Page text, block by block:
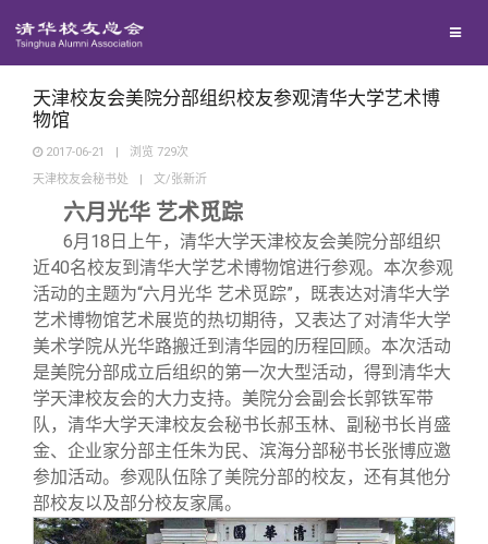
地区联络
年级联络
院系校友工作
专业委员会
兴趣群体
西南联大校友会
回馈母校
捐赠项目
捐赠新闻
捐赠纪事
捐赠方法
义工计划
媒体平台
《清华校友通讯》
《水木清华》
我要订阅
新媒体平台
百年清华
清华人物
清华故事
青春风采
校友文苑
校友服务
终身学习
信息化服务
三创大赛
校友总会
总会简介
会长致辞
关闭
天津校友会美院分部组织校友参观清华大学艺术博
物馆
2017-06-21 | 浏览 729次
天津校友会秘书处
| 文/张新沂
六月光华 艺术觅踪
6月18日上午，清华大学天津校友会美院分部组织
近40名校友到清华大学艺术博物馆进行参观。本次参观
活动的主题为“六月光华 艺术觅踪”，既表达对清华大学
艺术博物馆艺术展览的热切期待，又表达了对清华大学
美术学院从光华路搬迁到清华园的历程回顾。本次活动
是美院分部成立后组织的第一次大型活动，得到清华大
学天津校友会的大力支持。美院分会副会长郭铁军带
队，清华大学天津校友会秘书长郝玉林、副秘书长肖盛
金、企业家分部主任朱为民、滨海分部秘书长张博应邀
参加活动。参观队伍除了美院分部的校友，还有其他分
部校友以及部分校友家属。